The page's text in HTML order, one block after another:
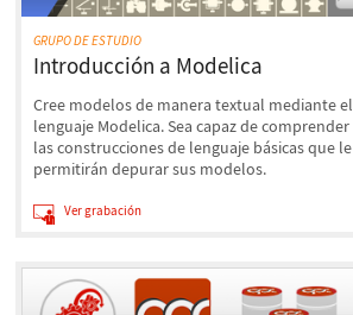
GRUPO DE ESTUDIO
Introducción a Modelica
Cree modelos de manera textual mediante el
lenguaje Modelica. Sea capaz de comprender
las construcciones de lenguaje básicas que le
permitirán depurar sus modelos.
Ver grabación